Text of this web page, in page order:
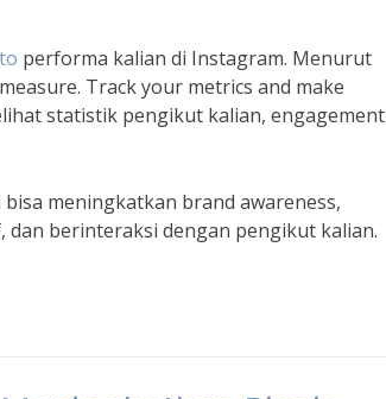
performa kalian di Instagram. Menurut
Track your metrics and make
statistik pengikut kalian, engagement
meningkatkan brand awareness,
berinteraksi dengan pengikut kalian.